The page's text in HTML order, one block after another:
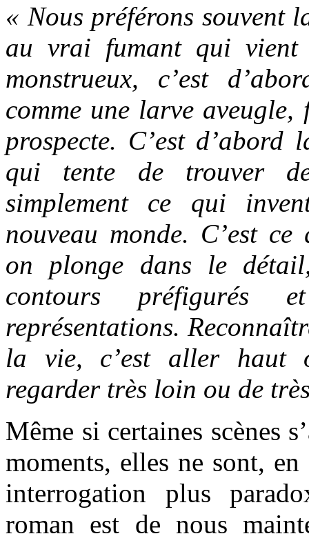
« Nous préférons souvent
au vrai fumant qui
monstrueux, c’est
comme une larve
prospecte. C’est
qui tente de trouver
simplement ce qui
nouveau monde. C’est
on plonge dans le
contours préfigurés
représentations.
la vie, c’est aller haut
regarder très loin ou de
Même si certaines scènes
moments, elles ne sont,
interrogation plus
roman est de nous